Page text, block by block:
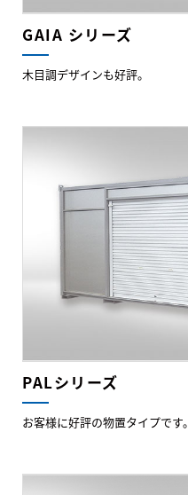
GAIA シリーズ
木目調デザインも好評。
PALシリーズ
お客様に好評の物置タイプです。